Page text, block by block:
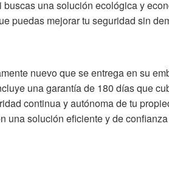
una solución ecológica y
puedas mejorar tu seguridad sin
nuevo que se entrega en su
una garantía de 180 días que
continua y autónoma de tu
solución eficiente y de